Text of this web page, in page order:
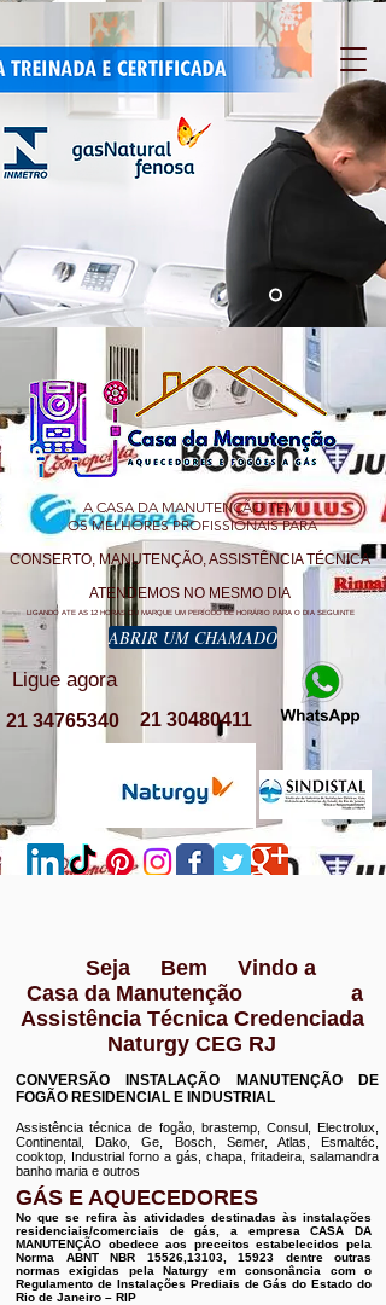
A CASA DA MANUTENÇÃO TEM
OS MELHORES PROFISSIONAIS PARA
CONSERTO, MANUTENÇÃO, ASSISTÊNCIA TÉCNICA
ATENDEMOS NO MESMO DIA
LIGANDO ATE AS 12 HORAS OU MARQUE UM PERÍODO DE HORÁRIO PARA O DIA SEGUINTE
ABRIR UM CHAMADO
Ligue agora
21 30480411
21 34765340
Seja Bem Vindo a
Casa da Manutenção a
Assistência Técnica Credenciada
Naturgy CEG RJ
CONVERSÃO INSTALAÇÃO MANUTENÇÃO DE
FOGÃO RESIDENCIAL E INDUSTRIAL
Assistência técnica de fogão, brastemp, Consul, Electrolux,
Continental, Dako, Ge, Bosch, Semer, Atlas, Esmaltéc,
cooktop, Industrial forno a gás, chapa, fritadeira, salamandra
banho maria e outros
GÁS E AQUECEDORES
No que se refira às atividades destinadas às instalações
residenciais/comerciais de gás, a empresa CASA DA
MANUTENÇÃO obedece aos preceitos estabelecidos pela
Norma ABNT NBR 15526,13103, 15923 dentre outras
normas exigidas pela Naturgy em consonância com o
Regulamento de Instalações Prediais de Gás do Estado do
Rio de Janeiro – RIP